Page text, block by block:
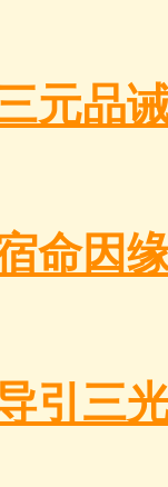
元品
命因
引三